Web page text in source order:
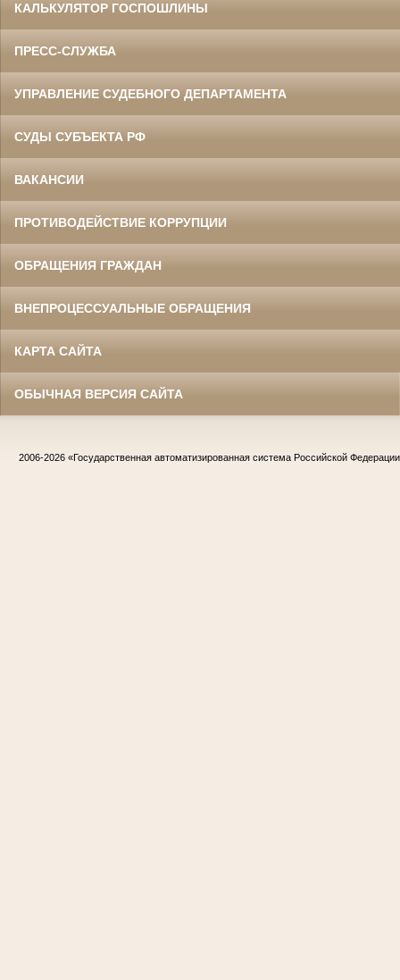
КАЛЬКУЛЯТОР ГОСПОШЛИНЫ
ПРЕСС-СЛУЖБА
УПРАВЛЕНИЕ СУДЕБНОГО ДЕПАРТАМЕНТА
СУДЫ СУБЪЕКТА РФ
ВАКАНСИИ
ПРОТИВОДЕЙСТВИЕ КОРРУПЦИИ
ОБРАЩЕНИЯ ГРАЖДАН
ВНЕПРОЦЕССУАЛЬНЫЕ ОБРАЩЕНИЯ
КАРТА САЙТА
ОБЫЧНАЯ ВЕРСИЯ САЙТА
2006-2026 «Государственная автоматизированная система Российской